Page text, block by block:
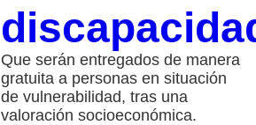
Que serán entregados de manera
gratuita a personas en situación
de vulnerabilidad, tras una
valoración socioeconómica.